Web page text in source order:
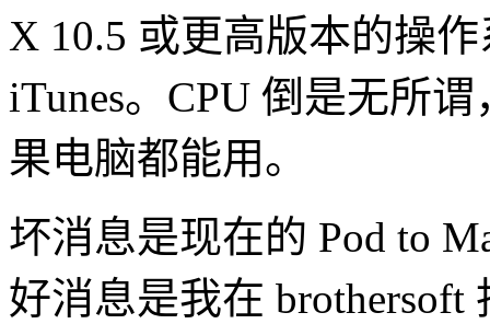
X 10.5 或更高版本的操
iTunes。CPU 倒是无所
果电脑都能用。
坏消息是现在的 Pod to
好消息是我在 brothersoft